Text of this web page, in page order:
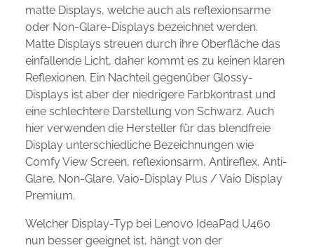
matte Displays, welche auch als reflexionsarme
oder Non-Glare-Displays bezeichnet werden.
Matte Displays streuen durch ihre Oberfläche das
einfallende Licht, daher kommt es zu keinen klaren
Reflexionen. Ein Nachteil gegenüber Glossy-
Displays ist aber der niedrigere Farbkontrast und
eine schlechtere Darstellung von Schwarz. Auch
hier verwenden die Hersteller für das blendfreie
Display unterschiedliche Bezeichnungen wie
Comfy View Screen, reflexionsarm, Antireflex, Anti-
Glare, Non-Glare, Vaio-Display Plus / Vaio Display
Premium.
Welcher Display-Typ bei Lenovo IdeaPad U460
nun besser geeignet ist, hängt von der